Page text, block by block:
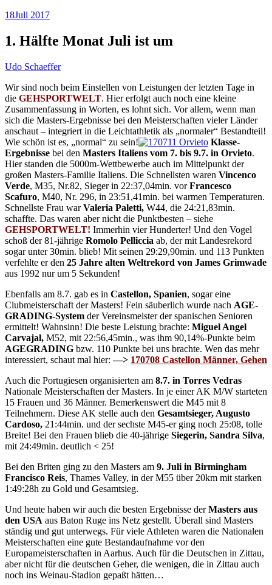
18Juli 2017
1. Hälfte Monat Juli ist um
Udo Schaeffer
Wir sind noch beim Einstellen von Leistungen der letzten Tage in
die GEHSPORTWELT. Hier erfolgt auch noch eine kleine
Zusammenfassung in Worten, es lohnt sich. Vor allem, wenn man
sich die Masters-Ergebnisse bei den Meisterschaften vieler Länder
anschaut – integriert in die Leichtathletik als „normaler“ Bestandteil!
Wie schön ist es, „normal“ zu sein!
Klasse-
Ergebnisse bei den Masters Italiens vom 7. bis 9.7. in Orvieto.
Hier standen die 5000m-Wettbewerbe auch im Mittelpunkt der
großen Masters-Familie Italiens. Die Schnellsten waren Vincenco
Verde, M35, Nr.82, Sieger in 22:37,04min. vorFrancesco
Scafuro, M40, Nr. 296, in 23:51,41min. bei warmen Temperaturen.
Schnellste Frau warValeria Paletti, W44, die 24:21,83min.
schaffte. Das waren aber nicht die Punktbesten – siehe
GEHSPORTWELT! Immerhin vier Hunderter! Und den Vogel
schoß der 81-jährige Romolo Pelliccia ab, der mit Landesrekord
sogar unter 30min. blieb! Mit seinen 29:29,90min. und 113 Punkten
verfehlte er den 25 Jahre alten Weltrekord von James Grimwade
aus 1992 nur um 5 Sekunden!
Ebenfalls am 8.7. gab es in Castellon, Spanien, sogar eine
Clubmeisterschaft der Masters! Fein säuberlich wurde nach AGE-
GRADING-System der Vereinsmeister der spanischen Senioren
ermittelt! Wahnsinn! Die beste Leistung brachte: Miguel Angel
Carvajal, M52, mit 22:56,45min., was ihm 90,14%-Punkte beim
AGEGRADING bzw. 110 Punkte bei uns brachte. Wen das mehr
interessiert, schaut mal hier:—> 170708 Castellon Männer, Gehen
Auch die Portugiesen organisierten am 8.7. in Torres Vedras
Nationale Meisterschaften der Masters. In je einer AK M/W starteten
15 Frauen und 36 Männer. Bemerkenswert die M45 mit 8
Teilnehmern. Diese AK stelle auch den Gesamtsieger, Augusto
Cardoso, 21:44min. und der sechste M45-er ging noch 25:08, tolle
Breite! Bei den Frauen blieb die 40-jährige Siegerin, Sandra Silva,
mit 24:49min. deutlich < 25!
Bei den Briten ging zu den Masters am 9. Juli in Birmingham
Francisco Reis, Thames Valley, in der M55 über 20km mit starken
1:49:28h zu Gold und Gesamtsieg.
Und heute haben wir auch die besten Ergebnisse derMasters aus
den USA aus Baton Ruge ins Netz gestellt. Überall sind Masters
ständig und gut unterwegs. Für viele Athleten waren die Nationalen
Meisterschaften eine gute Bestandaufnahme vor den
Europameisterschaften in Aarhus. Auch für die Deutschen in Zittau,
aber nicht für die deutschen Geher, die wenigen, die in Zittau auch
noch ins Weinau-Stadion gepaßt hätten…